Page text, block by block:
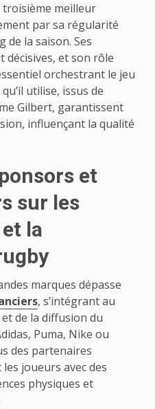
troisième meilleur
par sa régularité
la saison. Ses
et son rôle
orchestrant le jeu
utilise, issus de
Gilbert, garantissent
influençant la qualité
et
sur les
la
marques dépasse
, s’intégrant au
de la diffusion du
Puma, Nike ou
des partenaires
joueurs avec des
physiques et